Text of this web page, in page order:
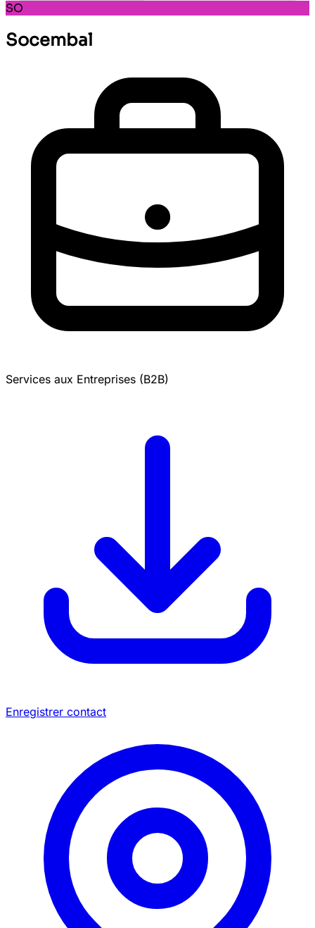
SO
Socembal
Services aux Entreprises (B2B)
Enregistrer contact